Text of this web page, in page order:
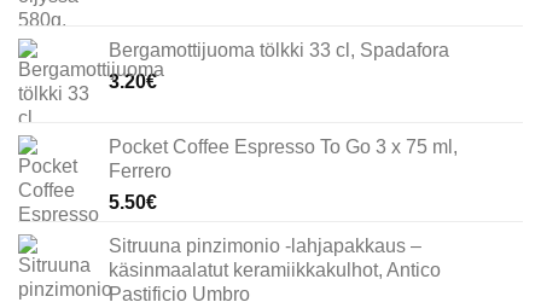
33.00€.23.10€.
Bergamottijuoma tölkki 33 cl, Spadafora
3.20€
Pocket Coffee Espresso To Go 3 x 75 ml,
Ferrero
5.50€
Sitruuna pinzimonio -lahjapakkaus –
käsinmaalatut keramiikkakulhot, Antico
Pastificio Umbro